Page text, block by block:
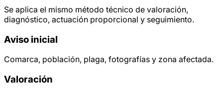
Se aplica el mismo método técnico de valoración,
diagnóstico, actuación proporcional y seguimiento.
Aviso inicial
Comarca, población, plaga, fotografías y zona afectada.
Valoración